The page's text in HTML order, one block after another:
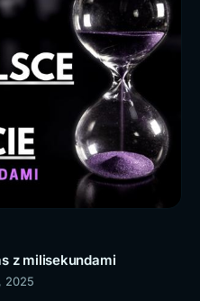
z milisekundami
2025